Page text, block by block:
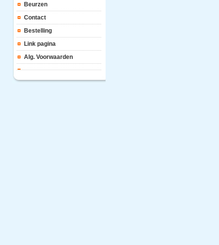
Beurzen
Contact
Bestelling
Link pagina
Alg. Voorwaarden